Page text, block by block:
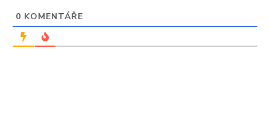
0 KOMENTÁŘE